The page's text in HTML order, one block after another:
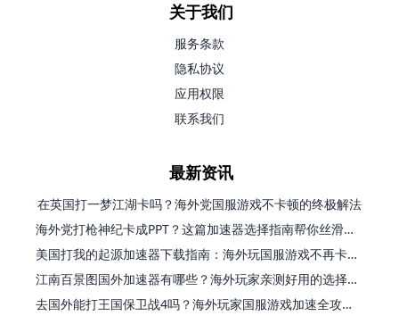
关于我们
服务条款
隐私协议
应用权限
联系我们
最新资讯
在英国打一梦江湖卡吗？海外党国服游戏不卡顿的终极解法
海外党打枪神纪卡成PPT？这篇加速器选择指南帮你丝滑上分
美国打我的起源加速器下载指南：海外玩国服游戏不再卡的终极方案
江南百景图国外加速器有哪些？海外玩家亲测好用的选择与避坑指南
去国外能打王国保卫战4吗？海外玩家国服游戏加速全攻略（附公主连结幻想江湖实测）